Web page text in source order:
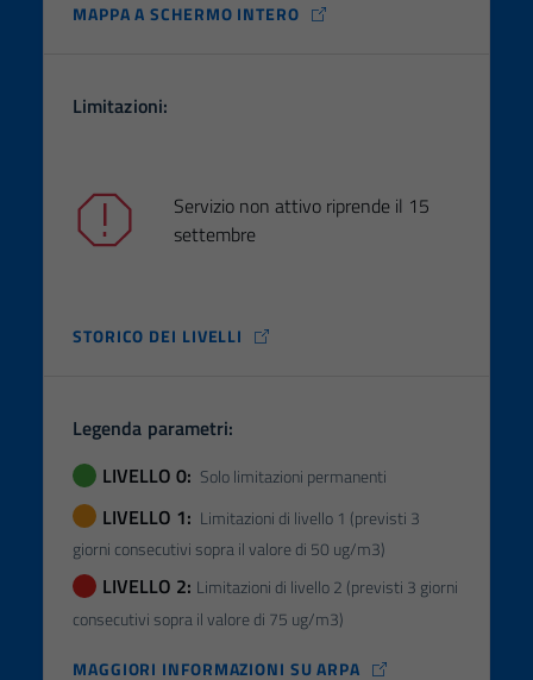
MAPPA A SCHERMO INTERO
Limitazioni:
Servizio non attivo riprende il 15
settembre
STORICO DEI LIVELLI
Legenda parametri:
LIVELLO 0: Solo limitazioni permanenti
LIVELLO 1: Limitazioni di livello 1 (previsti 3
giorni consecutivi sopra il valore di 50 ug/m3)
LIVELLO 2: Limitazioni di livello 2 (previsti 3 giorni
consecutivi sopra il valore di 75 ug/m3)
MAGGIORI INFORMAZIONI SU ARPA